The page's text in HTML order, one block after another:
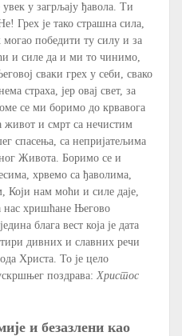
у загрљају ђавола. Ти
Грех је тако страшна сила,
победити ту силу и за
и силе да и ми то чинимо,
сваки грех у себи, свако
страха, јер овај свет, за
се ми боримо до крвавога
живот и смрт са нечистим
спасења, са непријатељима
Живота. Боримо се и
хрвемо са ђаволима,
Који нам моћи и силе даје,
хришћане Његово
блага вест која је дата
дивних и славних речи
Христа. То је цело
поздрава: Христос
и безазлени као